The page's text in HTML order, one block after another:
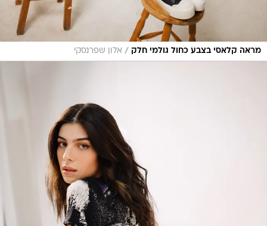
מראה קלאסי בצבע כחול גולמי חלק / אלון שפרנסקי